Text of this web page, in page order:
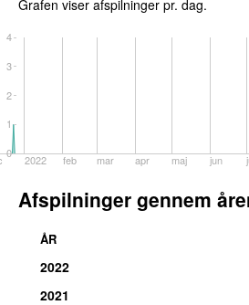
Grafen viser afspilninger pr. dag.
2022 feb mar apr maj jun
0
1
2
3
4
Afspilninger gennem
ÅR
2022
2021